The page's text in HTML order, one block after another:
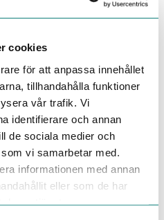
cookies
för att anpassa innehållet
tillhandahålla funktioner
vår trafik. Vi
identifierare och annan
de sociala medier och
vi samarbetar med.
informationen med annan
eller som de har
som tillsammans ansvarar för
du:
alternativt motsvarande
i
och engelska